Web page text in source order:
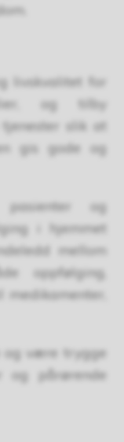
livskvalitet for
og tilby
slik at
gis gode og
og
i hjemmet
mellom
oppfølging,
og være trygge
og pårørende